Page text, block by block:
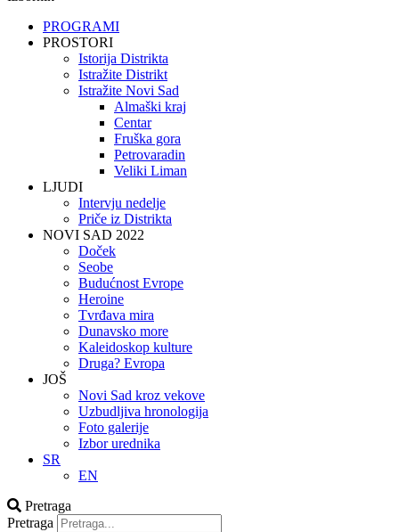
PROGRAMI
PROSTORI
Istorija Distrikta
Istražite Distrikt
Istražite Novi Sad
Almaški kraj
Centar
Fruška gora
Petrovaradin
Veliki Liman
LJUDI
Intervju nedelje
Priče iz Distrikta
NOVI SAD 2022
Doček
Seobe
Budućnost Evrope
Heroine
Tvrđava mira
Dunavsko more
Kaleidoskop kulture
Druga? Evropa
JOŠ
Novi Sad kroz vekove
Uzbudljiva hronologija
Foto galerije
Izbor urednika
SR
EN
Pretraga
Pretraga